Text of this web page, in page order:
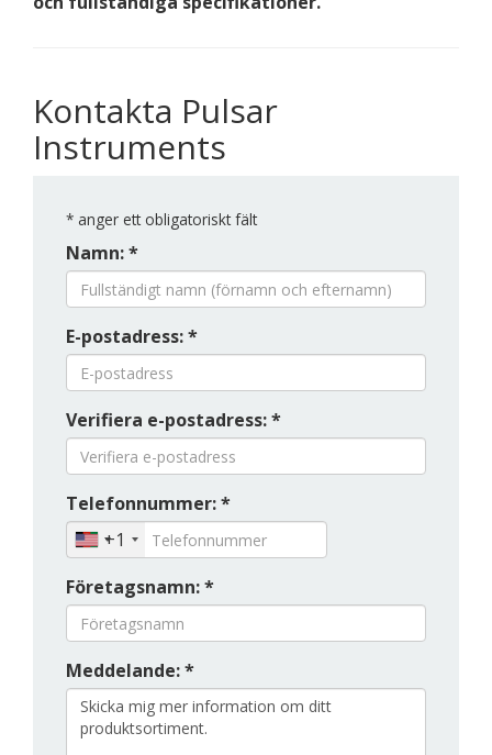
Kontakta Pulsar
Instruments
* anger ett obligatoriskt fält
Namn: *
E-postadress: *
Verifiera e-postadress: *
Telefonnummer: *
+1
Företagsnamn: *
Meddelande: *